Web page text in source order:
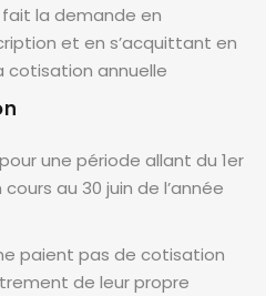
la demande en
et en s’acquittant en
annuelle
une période allant du 1er
au 30 juin de l’année
paient pas de cotisation
de leur propre